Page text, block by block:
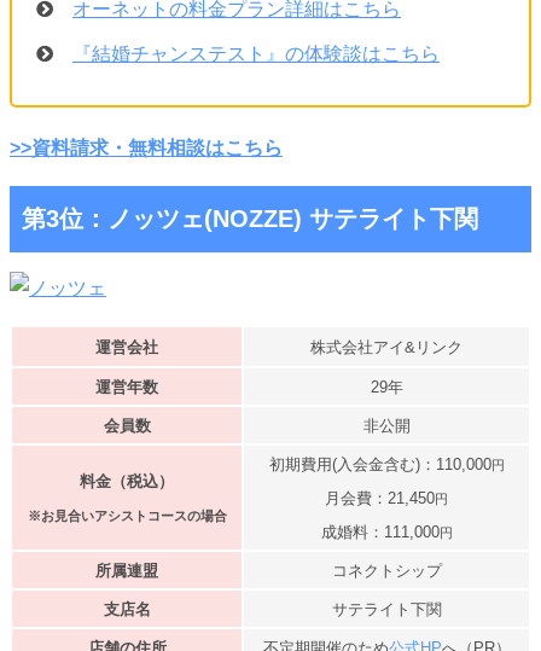
オーネットの料金プラン詳細はこちら
『結婚チャンステスト』の体験談はこちら
>>資料請求・無料相談はこちら
第3位：ノッツェ(NOZZE) サテライト下関
運営会社 株式会社アイ&リンク
運営年数 29年
会員数 非公開
料金（税込）
※お見合いアシストコースの場合
初期費用(入会金含む)：110,000円
月会費：21,450円
成婚料：111,000円
所属連盟 コネクトシップ
支店名 サテライト下関